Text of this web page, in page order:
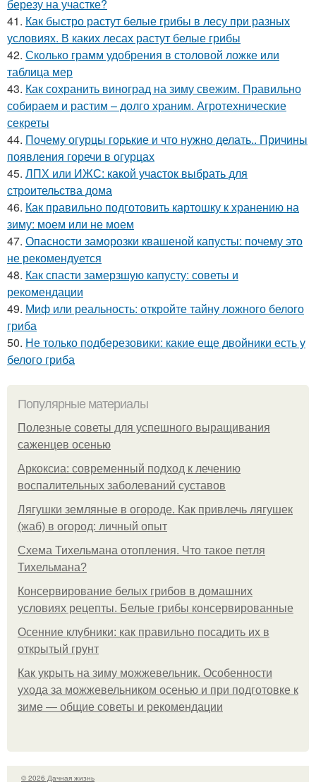
березу на участке?
41. Как быстро растут белые грибы в лесу при разных
условиях. В каких лесах растут белые грибы
42. Сколько грамм удобрения в столовой ложке или
таблица мер
43. Как сохранить виноград на зиму свежим. Правильно
собираем и растим – долго храним. Агротехнические
секреты
44. Почему огурцы горькие и что нужно делать.. Причины
появления горечи в огурцах
45. ЛПХ или ИЖС: какой участок выбрать для
строительства дома
46. Как правильно подготовить картошку к хранению на
зиму: моем или не моем
47. Опасности заморозки квашеной капусты: почему это
не рекомендуется
48. Как спасти замерзшую капусту: советы и
рекомендации
49. Миф или реальность: откройте тайну ложного белого
гриба
50. Не только подберезовики: какие еще двойники есть у
белого гриба
Популярные материалы
Полезные советы для успешного выращивания
саженцев осенью
Аркоксиа: современный подход к лечению
воспалительных заболеваний суставов
Лягушки земляные в огороде. Как привлечь лягушек
(жаб) в огород: личный опыт
Схема Тихельмана отопления. Что такое петля
Тихельмана?
Консервирование белых грибов в домашних
условиях рецепты. Белые грибы консервированные
Осенние клубники: как правильно посадить их в
открытый грунт
Как укрыть на зиму можжевельник. Особенности
ухода за можжевельником осенью и при подготовке к
зиме — общие советы и рекомендации
© 2026 Дачная жизнь